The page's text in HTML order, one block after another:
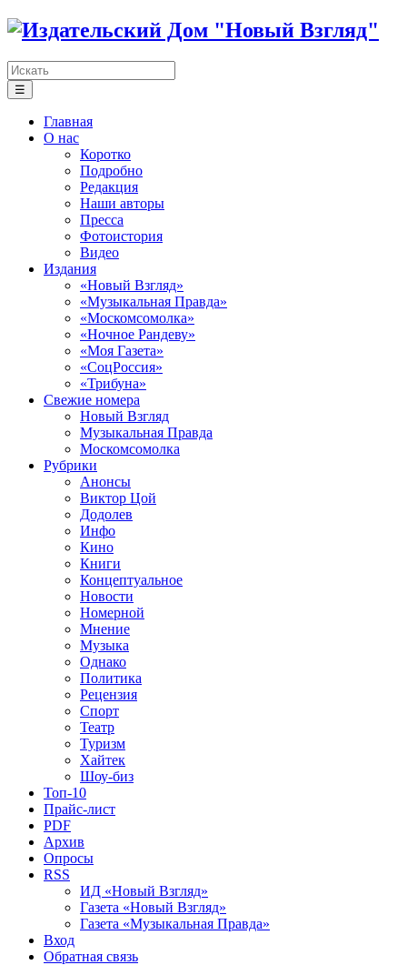
☰
Главная
О нас
Коротко
Подробно
Редакция
Наши авторы
Пресса
Фотоистория
Видео
Издания
«Новый Взгляд»
«Музыкальная Правда»
«Москомсомолка»
«Ночное Рандеву»
«Моя Газета»
«СоцРоссия»
«Трибуна»
Свежие номера
Новый Взгляд
Музыкальная Правда
Москомсомолка
Рубрики
Анонсы
Виктор Цой
Додолев
Инфо
Кино
Книги
Концептуальное
Новости
Номерной
Мнение
Музыка
Однако
Политика
Рецензия
Спорт
Театр
Туризм
Хайтек
Шоу-биз
Топ-10
Прайс-лист
PDF
Архив
Опросы
RSS
ИД «Новый Взгляд»
Газета «Новый Взгляд»
Газета «Музыкальная Правда»
Вход
Обратная связь